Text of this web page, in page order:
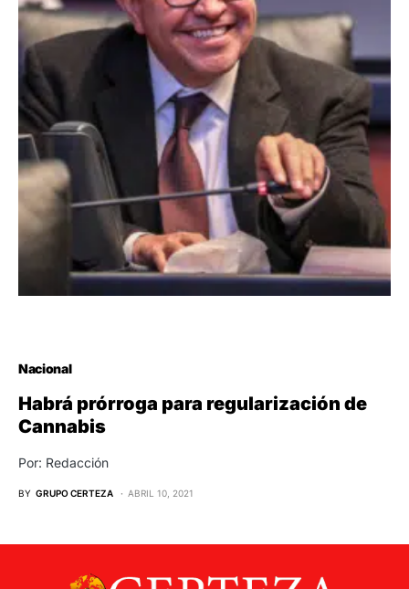
Nacional
Habrá prórroga para regularización de
Cannabis
Por: Redacción
BY GRUPO CERTEZA ABRIL 10, 2021